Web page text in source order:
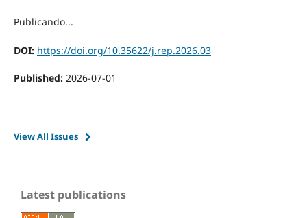
Publicando...
DOI: https://doi.org/10.35622/j.rep.2026.03
Published: 2026-07-01
View All Issues
Latest publications